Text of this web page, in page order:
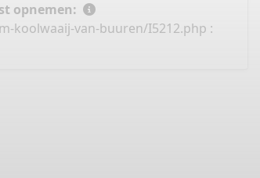
opnemen:
koolwaaij-van-buuren/I5212.php :